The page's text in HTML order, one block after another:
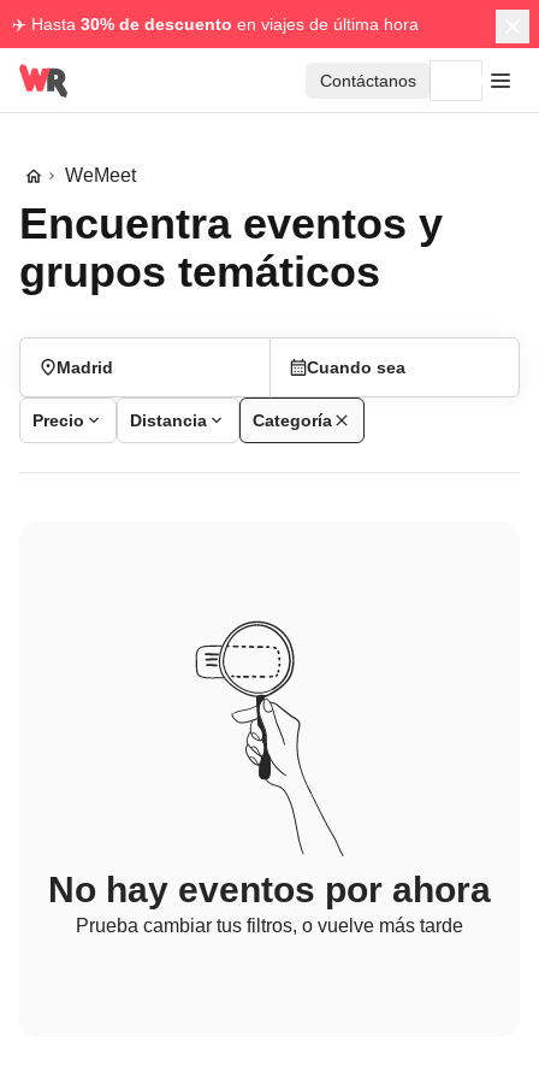
✈️ Hasta 30% de descuento en viajes de última hora
Contáctanos
WeMeet
Encuentra eventos y
grupos temáticos
Madrid Cuando sea
Precio Distancia Categoría
No hay eventos por ahora
Prueba cambiar tus filtros, o vuelve más tarde